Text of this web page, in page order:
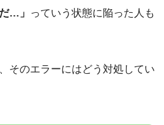
…」 っていう状態に陥った人も
そのエラーにはどう対処してい